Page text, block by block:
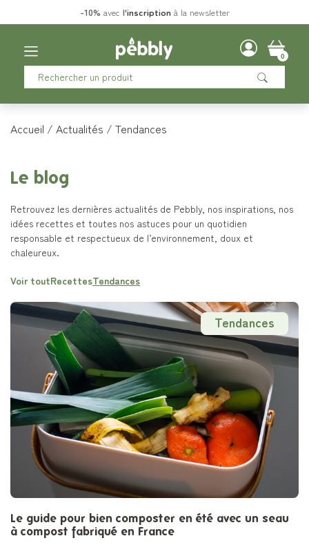
Accueil Actualités Tendances
Le blog
Retrouvez les dernières actualités de Pebbly, nos inspirations, nos
idées recettes et toutes nos astuces pour un quotidien
responsable et respectueux de l’environnement, doux et
chaleureux.
Voir toutRecettesTendances
Tendances
Le guide pour bien composter en été avec un seau
à compost fabriqué en France
-10% avec l'inscription à la newsletter
0